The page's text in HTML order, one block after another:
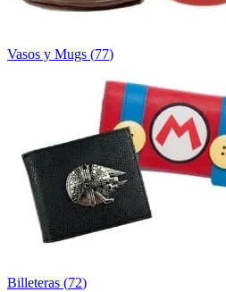
Vasos y Mugs (77)
Billeteras (72)